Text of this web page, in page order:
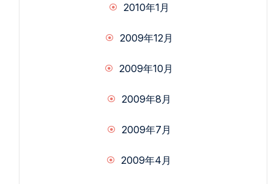
2010年1月
2009年12月
2009年10月
2009年8月
2009年7月
2009年4月